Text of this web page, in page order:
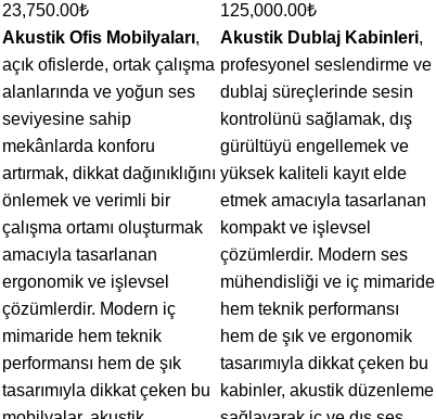
23,750.00₺
Akustik Ofis Mobilyaları,
açık ofislerde, ortak çalışma
alanlarında ve yoğun ses
seviyesine sahip
mekânlarda konforu
artırmak, dikkat dağınıklığını
önlemek ve verimli bir
çalışma ortamı oluşturmak
amacıyla tasarlanan
ergonomik ve işlevsel
çözümlerdir. Modern iç
mimaride hem teknik
performansı hem de şık
tasarımıyla dikkat çeken bu
125,000.00₺
Akustik Dublaj Kabinleri,
profesyonel seslendirme ve
dublaj süreçlerinde sesin
kontrolünü sağlamak, dış
gürültüyü engellemek ve
yüksek kaliteli kayıt elde
etmek amacıyla tasarlanan
kompakt ve işlevsel
çözümlerdir. Modern ses
mühendisliği ve iç mimaride
hem teknik performansı
hem de şık ve ergonomik
tasarımıyla dikkat çeken bu
kabinler, akustik düzenleme